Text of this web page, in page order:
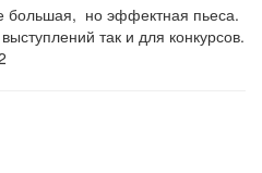
большая, но эффектная пьеса.
так и для конкурсов.